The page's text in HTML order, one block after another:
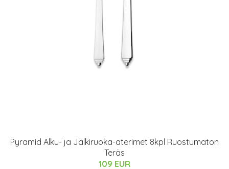
Pyramid Alku- ja Jälkiruoka-aterimet 8kpl Ruostumaton
Teräs
109 EUR